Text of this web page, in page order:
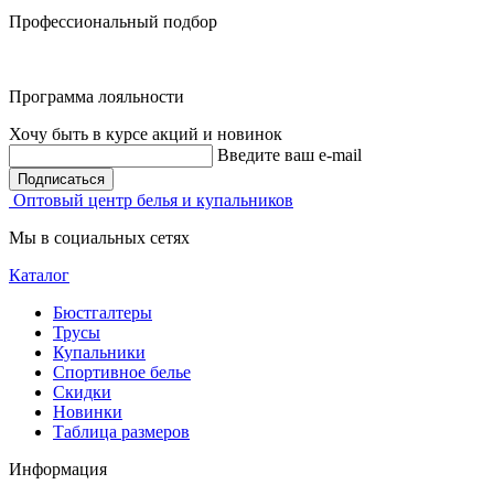
Профессиональный подбор
Программа лояльности
Хочу быть в курсе акций и новинок
Введите ваш e-mail
Подписаться
Оптовый центр белья и купальников
Мы в социальных сетях
Каталог
Бюстгалтеры
Трусы
Купальники
Спортивное белье
Скидки
Новинки
Таблица размеров
Информация